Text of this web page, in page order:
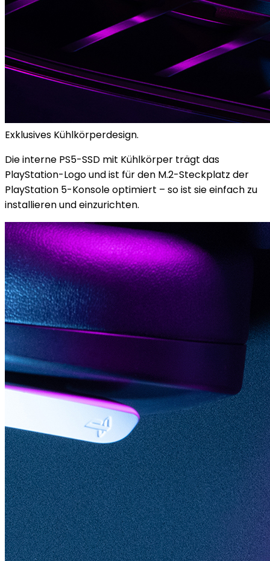
Exklusives Kühlkörperdesign.
Die interne PS5-SSD mit Kühlkörper trägt das
PlayStation-Logo und ist für den M.2-Steckplatz der
PlayStation 5-Konsole optimiert – so ist sie einfach zu
installieren und einzurichten.